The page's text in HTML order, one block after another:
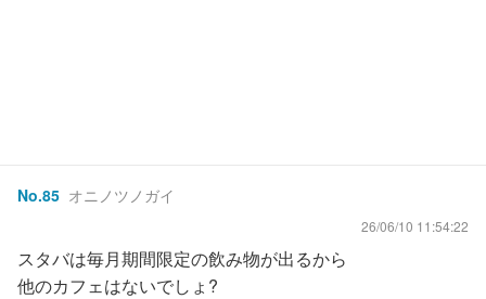
No.85 オニノツノガイ
26/06/10 11:54:22
スタバは毎月期間限定の飲み物が出るから
他のカフェはないでしょ?